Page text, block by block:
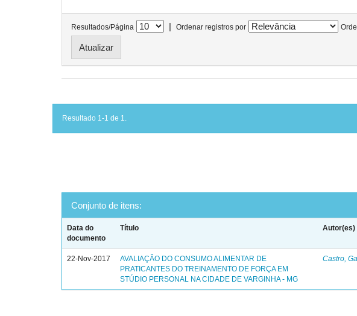
Resultados/Página | Ordenar registros por
Resultado 1-1 de 1.
Conjunto de itens:
Data do
documento
Título Autor(es)
22-Nov-2017
AVALIAÇÃO DO CONSUMO ALIMENTAR DE
PRATICANTES DO TREINAMENTO DE FORÇA EM
STÚDIO PERSONAL NA CIDADE DE VARGINHA - MG
Castro,